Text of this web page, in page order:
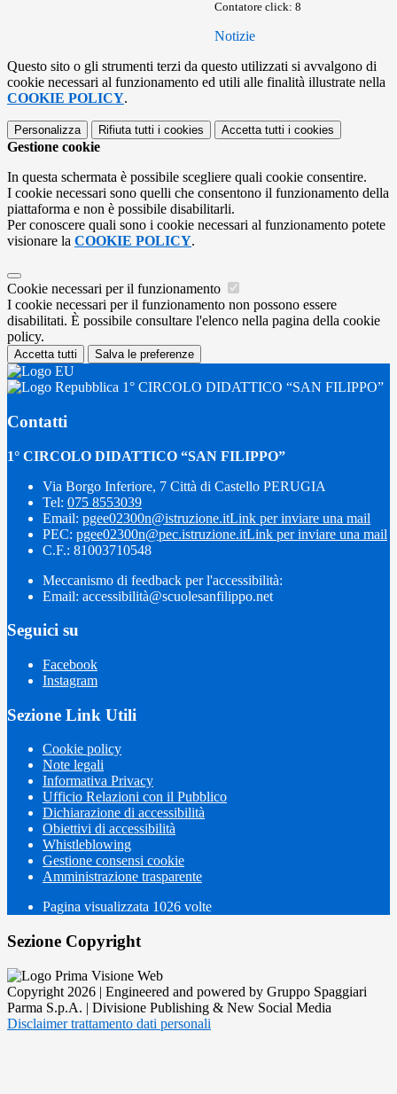
Contatore click: 8
Notizie
Questo sito o gli strumenti terzi da questo utilizzati si avvalgono di
cookie necessari al funzionamento ed utili alle finalità illustrate nella
COOKIE POLICY.
Personalizza Rifiuta tutti i cookies Accetta tutti i cookies
Gestione cookie
In questa schermata è possibile scegliere quali cookie consentire.
I cookie necessari sono quelli che consentono il funzionamento della
piattaforma e non è possibile disabilitarli.
Per conoscere quali sono i cookie necessari al funzionamento potete
visionare la COOKIE POLICY.
Cookie necessari per il funzionamento
I cookie necessari per il funzionamento non possono essere
disabilitati. È possibile consultare l'elenco nella pagina della cookie
policy.
Accetta tutti Salva le preferenze
1° CIRCOLO DIDATTICO “SAN FILIPPO”
Contatti
1° CIRCOLO DIDATTICO “SAN FILIPPO”
Via Borgo Inferiore, 7 Città di Castello PERUGIA
Tel: 075 8553039
Email: pgee02300n@istruzione.itLink per inviare una mail
PEC: pgee02300n@pec.istruzione.itLink per inviare una mail
C.F.: 81003710548
Meccanismo di feedback per l'accessibilità:
Email: accessibilità@scuolesanfilippo.net
Seguici su
Facebook
Instagram
Sezione Link Utili
Cookie policy
Note legali
Informativa Privacy
Ufficio Relazioni con il Pubblico
Dichiarazione di accessibilità
Obiettivi di accessibilità
Whistleblowing
Gestione consensi cookie
Amministrazione trasparente
Pagina visualizzata 1026 volte
Sezione Copyright
Copyright 2026 | Engineered and powered by Gruppo Spaggiari
Parma S.p.A. | Divisione Publishing & New Social Media
Disclaimer trattamento dati personali